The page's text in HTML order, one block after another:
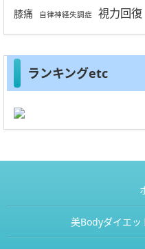
膝痛 自律神経失調症 視力回復
ランキングetc
美Bodyダイエッ